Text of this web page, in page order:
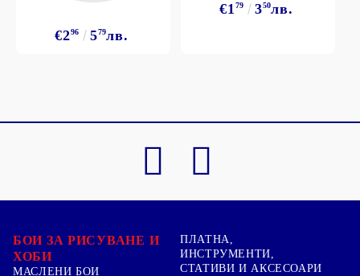
€296 579лв.
€1 79 350лв.
БОИ ЗА РИСУВАНЕ И
ХОБИ
МАСЛЕНИ БОИ
ПЛАТНА,
ИНСТРУМЕНТИ,
СТАТИВИ И АКСЕСОАРИ